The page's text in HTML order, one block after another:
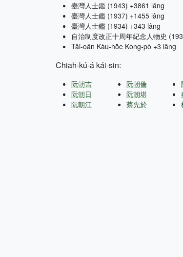
臺灣人士鑑 (1943) +3861 lâng
臺灣人士鑑 (1937) +1455 lâng
臺灣人士鑑 (1934) +343 lâng
自治制度改正十周年紀念人物史
Tâi-oân Kàu-hōe Kong-pò +3 lâng
Chiah-kú-á kái-sin:
阮朝吉
阮朝日
阮朝江
阮朝倫
阮朝堪
蔡先於